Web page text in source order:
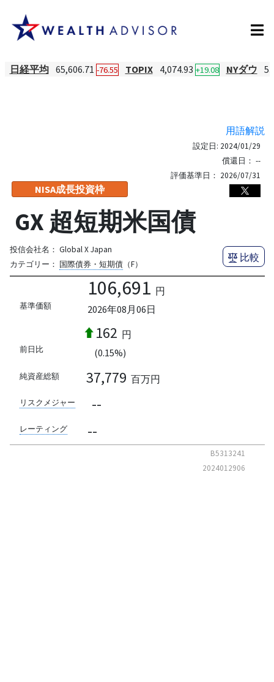
日経平均 65,606.71 -76.55 TOPIX 4,074.93 +19.08 NYダウ
用語解説
NISA成長投資枠
設定日: 2024/01/29
償還日： --
評価基準日： 2026/07/31
GX 超短期米国債
投信会社名： Global X Japan
カテゴリー： 国際債券・短期債（F）
比較
基準価額
106,691 円
2026年08月06日
前日比
162 円
(0.15%)
純資産総額 37,779 百万円
リスクメジャー --
レーティング --
B5313241
2024012906